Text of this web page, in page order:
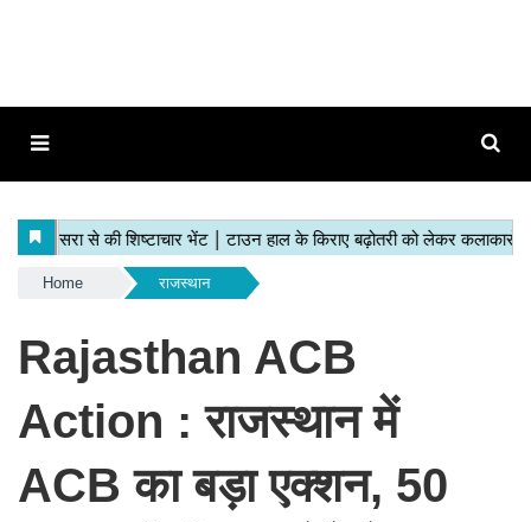
Home राजस्थान
Rajasthan ACB
Action : राजस्थान में
ACB का बड़ा एक्शन, 50